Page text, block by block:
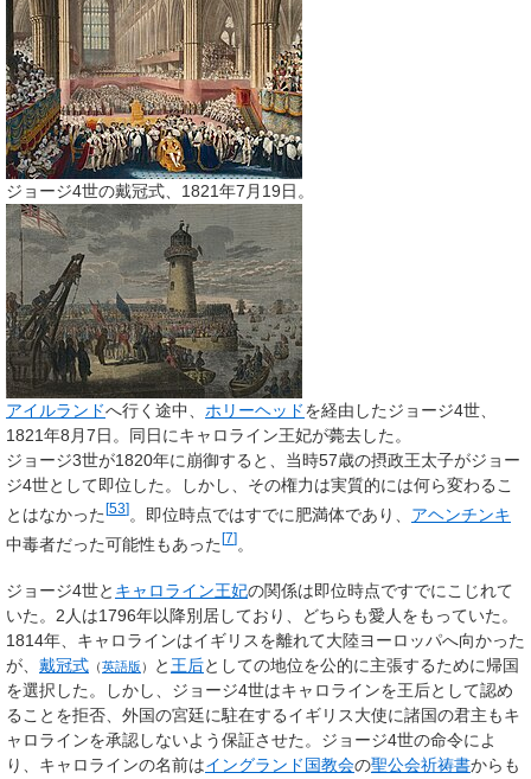
ジョージ4世の戴冠式、1821年7月19日。
アイルランドへ行く途中、 ホリーヘッドを経由したジョージ4世、
1821年8月7日。同日にキャロライン王妃が薨去した。
ジョージ3世が1820年に崩御すると、当時57歳の摂政王太子がジョー
ジ4世として即位した。しかし、その権力は実質的には何ら変わるこ
とはなかった [53] 。即位時点ではすでに肥満体であり、 アヘンチンキ
中毒者だった可能性もあった[7]。
ジョージ4世と キャロライン王妃の関係は即位時点ですでにこじれて
いた。2人は1796年以降別居しており、どちらも愛人をもっていた。
1814年、キャロラインはイギリスを離れて大陸ヨーロッパへ向かった
が、 戴冠式 （英語版 ） と王后としての地位を公的に主張するために帰国
を選択した。しかし、ジョージ4世はキャロラインを王后として認め
ることを拒否、外国の宮廷に駐在するイギリス大使に諸国の君主もキ
ャロラインを承認しないよう保証させた。ジョージ4世の命令によ
り、キャロラインの名前はイングランド国教会の聖公会祈祷書からも